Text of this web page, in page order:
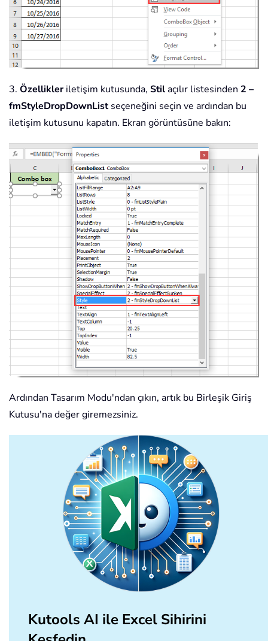
3. Özellikleriletişim kutusunda, Stilaçılır listesinden 2 –
fmStyleDropDownListseçeneğini seçin ve ardından bu
iletişim kutusunu kapatın. Ekran görüntüsüne bakın:
Ardından Tasarım Modu'ndan çıkın, artık bu Birleşik Giriş
Kutusu'na değer giremezsiniz.
Kutools AI ile Excel Sihirini